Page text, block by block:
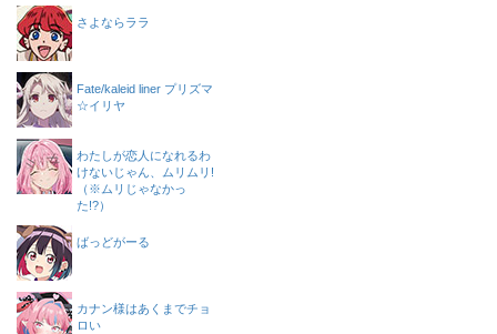
さよならララ
Fate/kaleid liner プリズマ
☆イリヤ
わたしが恋人になれるわ
けないじゃん、ムリムリ!
（※ムリじゃなかっ
た!?）
ばっどがーる
カナン様はあくまでチョ
ロい